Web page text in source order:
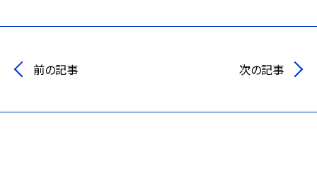
前の記事 次の記事